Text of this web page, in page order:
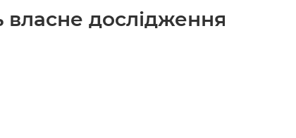
власне дослідження